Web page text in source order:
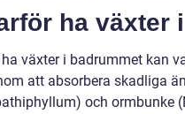
ha växter
växter i badrummet kan
att absorbera skadliga
och ormbunke